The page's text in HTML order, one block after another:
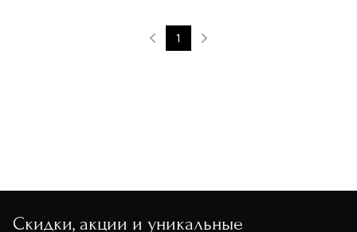
1
Скидки, акции и уникальные